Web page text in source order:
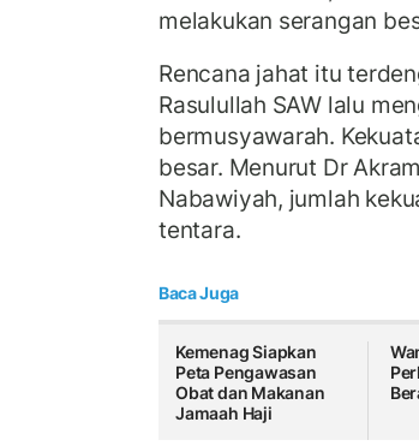
melakukan serangan
Rencana jahat itu
Rasulullah SAW lalu
bermusyawarah.
besar. Menurut Dr
Nabawiyah, jumlah
tentara.
Baca Juga
Kemenag Siapkan
Peta Pengawasan
Obat dan Makanan
Jamaah Haji